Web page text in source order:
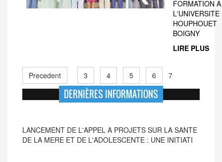
FORMATION A
L'UNIVERSITE
HOUPHOUET
BOIGNY
LIRE PLUS
Precedent 3 4 5 6 7
DERNIÈRES INFORMATIONS